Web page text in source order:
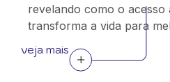
revelando como o acesso
transforma a vida para
veja mais